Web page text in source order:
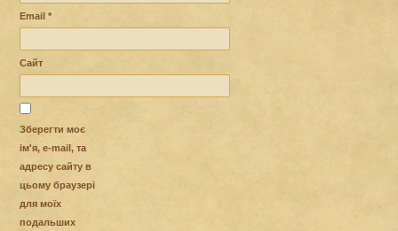
Email *
Сайт
Зберегти моє
ім'я, e-mail, та
адресу сайту в
цьому браузері
для моїх
подальших